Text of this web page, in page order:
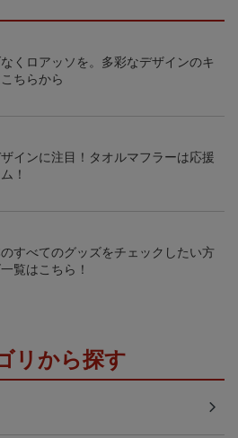
くロアッソを。多彩なデザインのキ
ちらから
インに注目！タオルマフラーは応援
！
すべてのグッズをチェックしたい方
覧はこちら！
リから探す